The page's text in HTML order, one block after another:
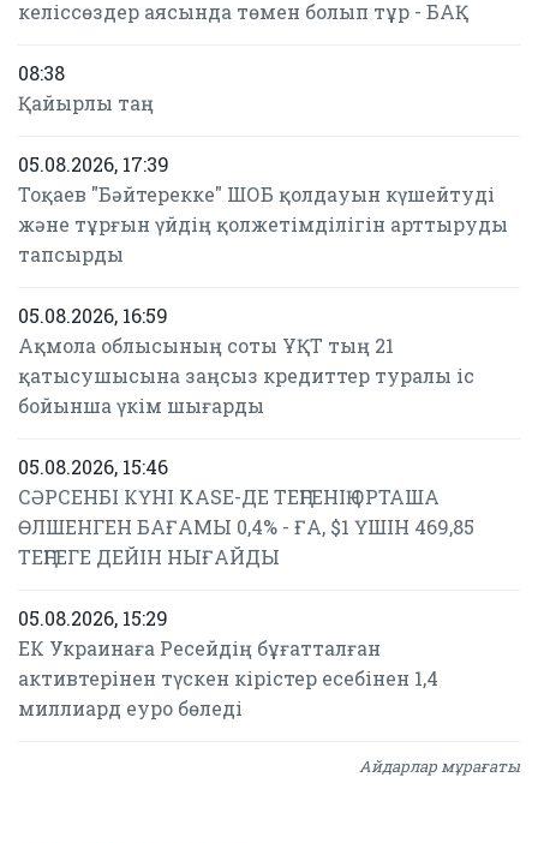
келіссөздер аясында төмен болып тұр - БАҚ
08:38
Қайырлы таң
05.08.2026, 17:39
Тоқаев "Бәйтерекке" ШОБ қолдауын күшейтуді
және тұрғын үйдің қолжетімділігін арттыруды
тапсырды
05.08.2026, 16:59
Ақмола облысының соты ҰҚТ тың 21
қатысушысына заңсыз кредиттер туралы іс
бойынша үкім шығарды
05.08.2026, 15:46
СӘРСЕНБІ КҮНІ KASE-ДЕ ТЕҢГЕНІҢ ОРТАША
ӨЛШЕНГЕН БАҒАМЫ 0,4% - ҒА, $1 ҮШІН 469,85
ТЕҢГЕГЕ ДЕЙІН НЫҒАЙДЫ
05.08.2026, 15:29
ЕК Украинаға Ресейдің бұғатталған
активтерінен түскен кірістер есебінен 1,4
миллиард еуро бөледі
Айдарлар мұрағаты